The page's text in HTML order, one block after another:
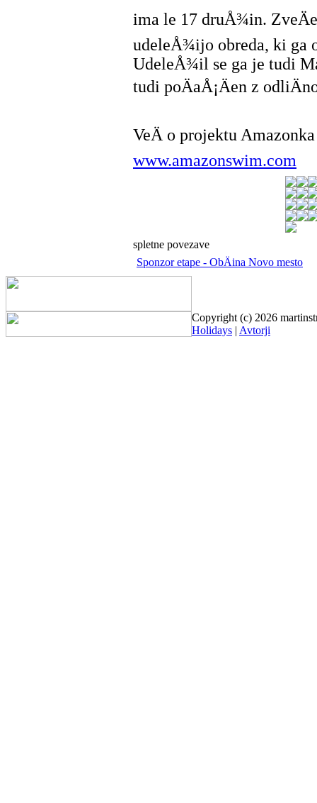
ima le 17 druÅ¾in.
udeleÅ¾ijo obreda, ki ga
UdeleÅ¾il se ga je tudi
tudi poÄaÅ¡Äen z
VeÄ o projektu
www.amazonswim.com
spletne povezave
Sponzor etape - ObÄina Novo mesto
Copyright (c) 2026
Holidays | Avtorji